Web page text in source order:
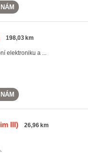
198,03 km
elektroniku a ...
III) 26,96 km